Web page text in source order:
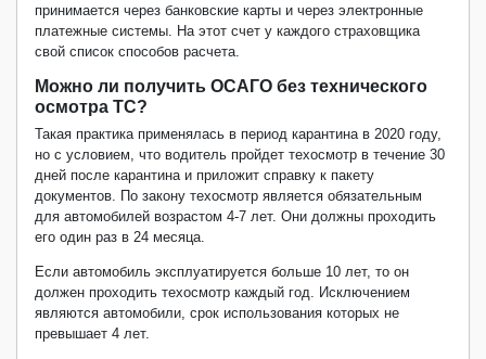
принимается через банковские карты и через электронные
платежные системы. На этот счет у каждого страховщика
свой список способов расчета.
Можно ли получить ОСАГО без технического
осмотра ТС?
Такая практика применялась в период карантина в 2020 году,
но с условием, что водитель пройдет техосмотр в течение 30
дней после карантина и приложит справку к пакету
документов. По закону техосмотр является обязательным
для автомобилей возрастом 4-7 лет. Они должны проходить
его один раз в 24 месяца.
Если автомобиль эксплуатируется больше 10 лет, то он
должен проходить техосмотр каждый год. Исключением
являются автомобили, срок использования которых не
превышает 4 лет.